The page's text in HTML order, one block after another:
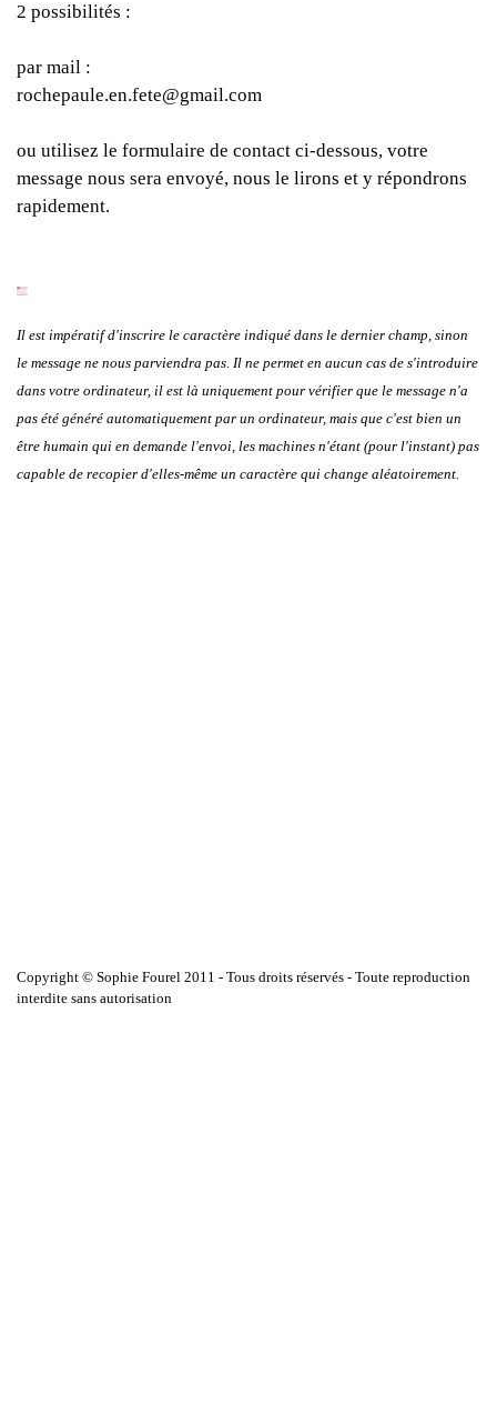
2 possibilités :
par mail :
rochepaule.en.fete@gmail.com
ou utilisez le formulaire de contact ci-dessous, votre
message nous sera envoyé, nous le lirons et y répondrons
rapidement.
Il est impératif d'inscrire le caractère indiqué dans le dernier champ, sinon
le message ne nous parviendra pas. Il ne permet en aucun cas de s'introduire
dans votre ordinateur, il est là uniquement pour vérifier que le message n'a
pas été généré automatiquement par un ordinateur, mais que c'est bien un
être humain qui en demande l'envoi, les machines n'étant (pour l'instant) pas
capable de recopier d'elles-même un caractère qui change aléatoirement.
Copyright © Sophie Fourel 2011 - Tous droits réservés - Toute reproduction
interdite sans autorisation